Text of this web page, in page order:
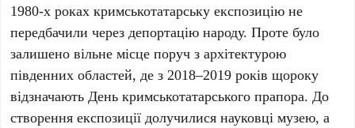
1980-х роках кримськотатарську експозицію не
передбачили через депортацію народу. Проте було
залишено вільне місце поруч з архітектурою
південних областей, де з2018–2019 років щороку
відзначаютьДень кримськотатарського прапора. До
створення експозиції долучилися науковці музею, а